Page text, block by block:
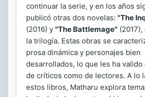
continuar la serie, y en los años
publicó otras dos novelas: "The
(2016) y "The Battlemage"
la trilogía. Estas obras se
prosa dinámica y personajes bien
desarrollados, lo que les ha
de críticos como de lectores. A lo
estos libros, Matharu explora